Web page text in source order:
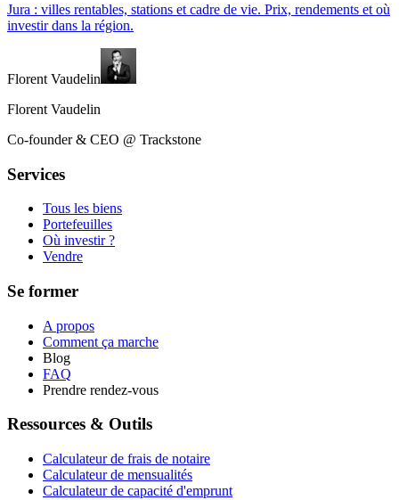
Jura : villes rentables, stations et cadre de vie. Prix, rendements et où
investir dans la région.
Florent Vaudelin
Florent Vaudelin
Co-founder & CEO @ Trackstone
Services
Tous les biens
Portefeuilles
Où investir ?
Vendre
Se former
A propos
Comment ça marche
Blog
FAQ
Prendre rendez-vous
Ressources & Outils
Calculateur de frais de notaire
Calculateur de mensualités
Calculateur de capacité d'emprunt